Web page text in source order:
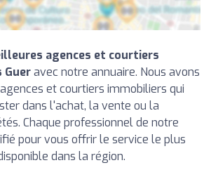
agences et courtiers
Gueravec notre annuaire. Nous avons
et courtiers immobiliers qui
dans l'achat, la vente ou la
Chaque professionnel de notre
pour vous offrir le service le plus
dans la région.